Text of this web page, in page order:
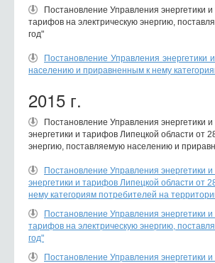
Постановление Управления
тарифов на электрическую энергию,
год"
Постановление Управления
населению и приравненным к нему
2015 г.
Постановление Управления энергетики
энергетики и тарифов Липецкой области
энергию, поставляемую населению и
Постановление Управления энергетики
энергетики и тарифов Липецкой области от
нему категориям потребителей на
Постановление Управления
тарифов на электрическую энергию,
год"
Постановление Управления энергетики